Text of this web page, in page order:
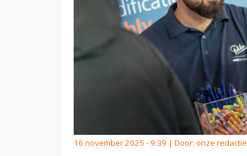
16 november 2025 - 9:39 | Door: onze redactie